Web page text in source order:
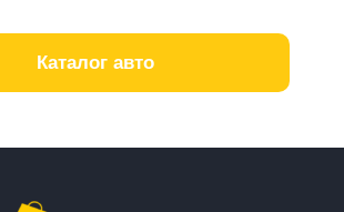
Каталог авто